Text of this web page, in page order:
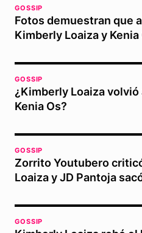
GOSSIP
Fotos demuestran que
Kimberly Loaiza y
GOSSIP
¿Kimberly Loaiza
Kenia Os?
GOSSIP
Zorrito Youtubero
Loaiza y JD Pantoja
GOSSIP